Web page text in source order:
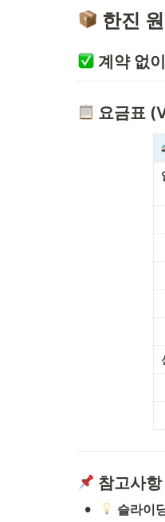
한진
계약 없
요금표
참고사항
• 슬라이